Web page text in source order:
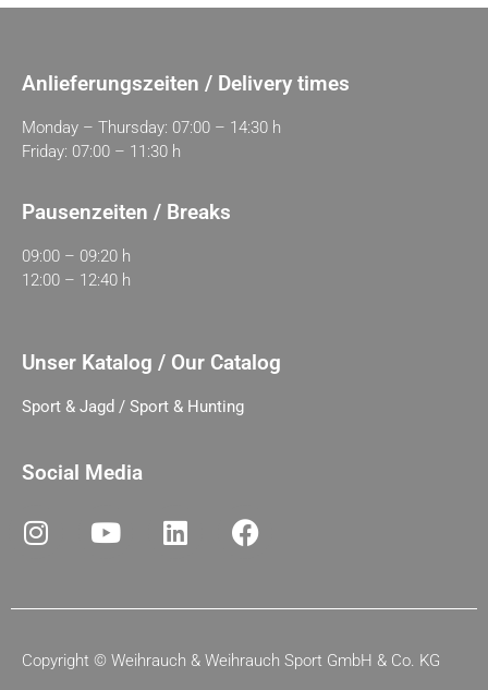
Anlieferungszeiten / Delivery times
Monday – Thursday: 07:00 – 14:30 h
Friday: 07:00 – 11:30 h
Pausenzeiten / Breaks
09:00 – 09:20 h
12:00 – 12:40 h
Unser Katalog / Our Catalog
Sport & Jagd / Sport & Hunting
Social Media
Copyright © Weihrauch & Weihrauch Sport GmbH & Co. KG